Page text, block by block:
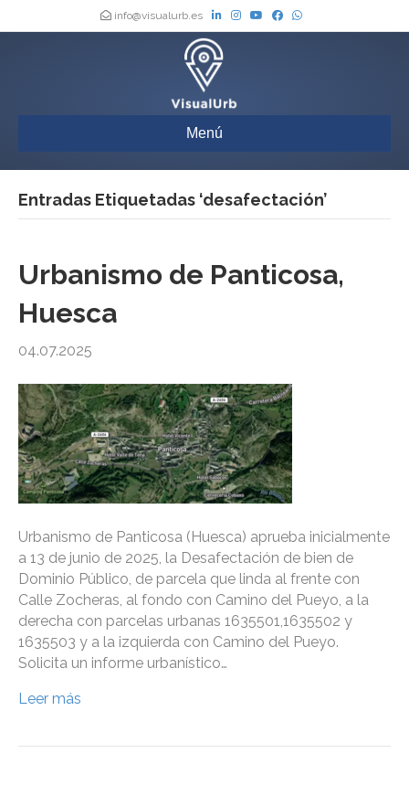
info@visualurb.es
Menú
Entradas Etiquetadas ‘desafectación’
Urbanismo de Panticosa,
Huesca
04.07.2025
Urbanismo de Panticosa (Huesca) aprueba inicialmente
a 13 de junio de 2025, la Desafectación de bien de
Dominio Público, de parcela que linda al frente con
Calle Zocheras, al fondo con Camino del Pueyo, a la
derecha con parcelas urbanas 1635501,1635502 y
1635503 y a la izquierda con Camino del Pueyo.
Solicita un informe urbanístico…
Leer más